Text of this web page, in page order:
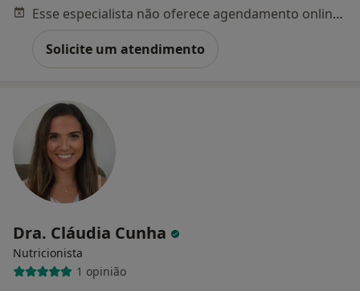
Esse especialista não oferece agendamento online para esse endereço.
Solicite um atendimento
Dra. Cláudia Cunha
Nutricionista
1 opinião